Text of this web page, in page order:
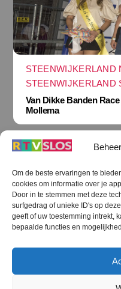
Om de beste ervaringen te
cookies om informatie over je
Door in te stemmen met deze
surfgedrag of unieke ID's op
geeft of uw toestemming intrekt,
bepaalde functies en
STEENWIJKERLAND
STEENWIJKERLAND
Van Dikke Banden
Mollema
RTV SLOS
RTV